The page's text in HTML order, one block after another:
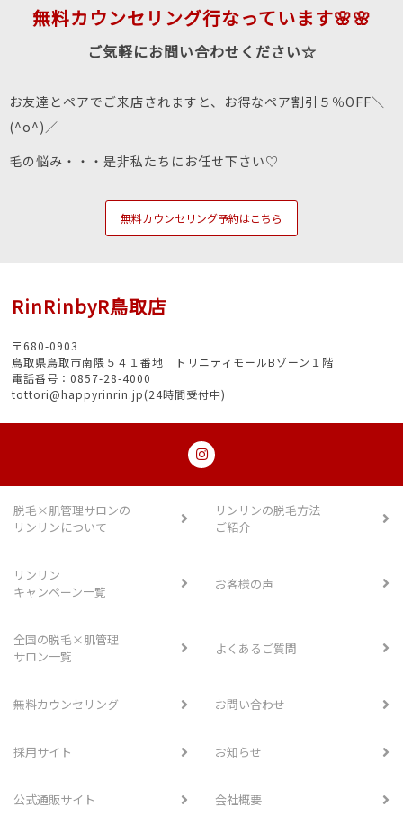
無料カウンセリング行なっています🌸🌸
ご気軽にお問い合わせください☆
お友達とペアでご来店されますと、お得なペア割引５％OFF＼
(^o^)／
毛の悩み・・・是非私たちにお任せ下さい♡
無料カウンセリング予約はこちら
RinRinbyR鳥取店
〒680-0903
鳥取県鳥取市南隈５４１番地 トリニティモールBゾーン１階
電話番号：0857-28-4000
tottori@happyrinrin.jp(24時間受付中)
脱毛×肌管理サロンの
リンリンについて
リンリンの脱毛方法
ご紹介
リンリン
キャンペーン一覧
お客様の声
全国の脱毛×肌管理
サロン一覧
よくあるご質問
無料カウンセリング お問い合わせ
採用サイト お知らせ
公式通販サイト 会社概要